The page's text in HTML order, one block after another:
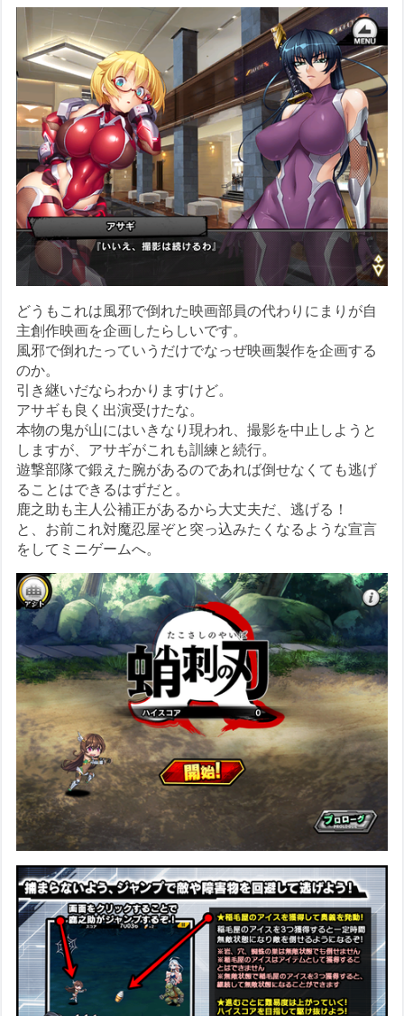
どうもこれは風邪で倒れた映画部員の代わりにまりが自
主創作映画を企画したらしいです。
風邪で倒れたっていうだけでなっぜ映画製作を企画する
のか。
引き継いだならわかりますけど。
アサギも良く出演受けたな。
本物の鬼が山にはいきなり現われ、撮影を中止しようと
しますが、アサギがこれも訓練と続行。
遊撃部隊で鍛えた腕があるのであれば倒せなくても逃げ
ることはできるはずだと。
鹿之助も主人公補正があるから大丈夫だ、逃げる！
と、お前これ対魔忍屋ぞと突っ込みたくなるような宣言
をしてミニゲームへ。